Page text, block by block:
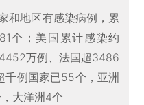
和地区有感染病例，累
个；美国累计感染约
万例、法国超3486
千例国家已55个，亚洲
大洋洲4个